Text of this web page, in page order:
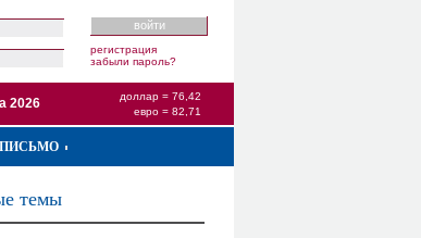
регистрация
забыли пароль?
доллар = 76,42
евро = 82,71
2026
темы